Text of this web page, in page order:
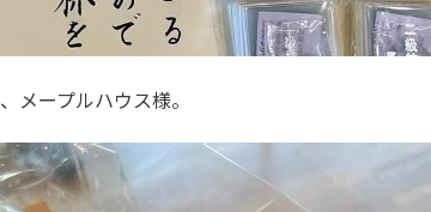
メープルハウス様。